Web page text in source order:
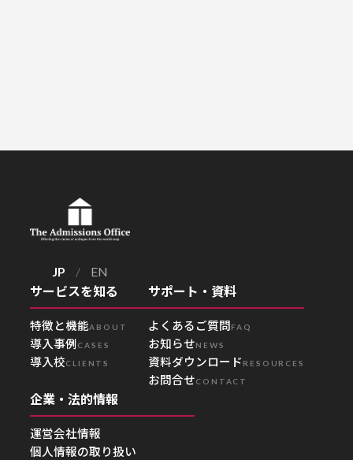
JP /
EN
サービスを知る
特徴と機能ABOUT
導入事例CASES
導入校CLIENTS
サポート・資料
よくあるご質問FAQ
お知らせNEWS
資料ダウンロード RESOURCES
お問合せCONTACT
企業・法的情報
運営会社情報
個人情報の取り扱い